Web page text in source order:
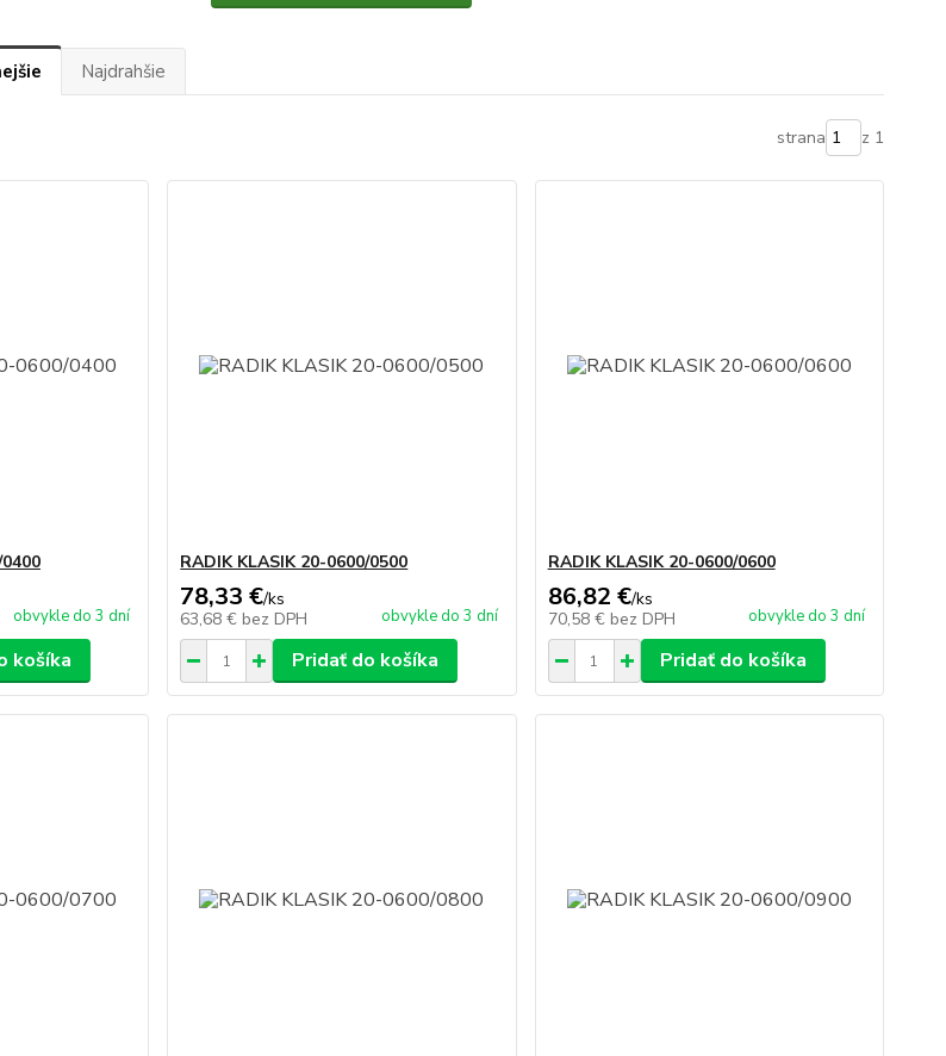
Najdrahšie
strana z 1
obvykle do 3 dní
košíka
RADIK KLASIK 20-0600/0500
78,33 €/ks
63,68 € bez DPH obvykle do 3 dní
Pridať do košíka
RADIK KLASIK 20-0600/0600
86,82 €/ks
70,58 € bez DPH obvykle do 3 dní
Pridať do košíka